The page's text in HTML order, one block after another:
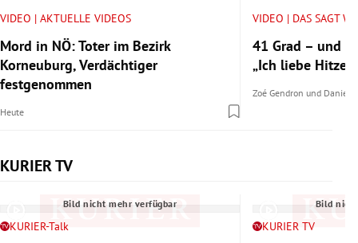
VIDEO | AKTUELLE VIDEOS
Mord in NÖ: Toter im Bezirk
Korneuburg, Verdächtiger
festgenommen
Heute
VIDEO | DAS SAGT
41 Grad – und
„Ich liebe Hitze.“
Zoé Gendron und Daniel
KURIER TV
Slide 1 von 6
Bild nicht mehr verfügbar
KURIER-Talk
Bild
KURIER TV